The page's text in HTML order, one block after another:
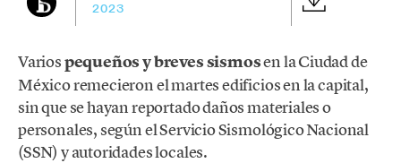
2023
Variospequeños y breves sismosen la Ciudad de
México remecieron el martes edificios en la capital,
sin que se hayan reportado daños materiales o
personales, según el Servicio Sismológico Nacional
(SSN) y autoridades locales.